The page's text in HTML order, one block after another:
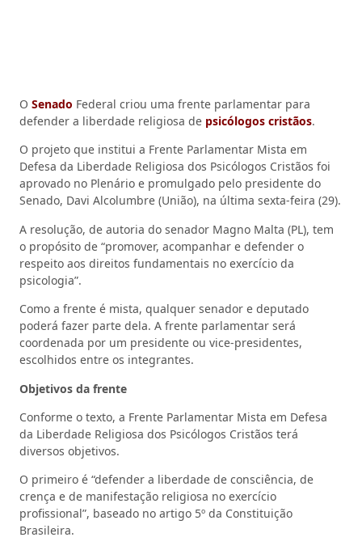
O Senado Federal criou uma frente parlamentar para
defender a liberdade religiosa de psicólogos cristãos.
O projeto que institui a Frente Parlamentar Mista em
Defesa da Liberdade Religiosa dos Psicólogos Cristãos foi
aprovado no Plenário e promulgado pelo presidente do
Senado, Davi Alcolumbre (União), na última sexta-feira (29).
A resolução, de autoria do senador Magno Malta (PL), tem
o propósito de “promover, acompanhar e defender o
respeito aos direitos fundamentais no exercício da
psicologia”.
Como a frente é mista, qualquer senador e deputado
poderá fazer parte dela. A frente parlamentar será
coordenada por um presidente ou vice-presidentes,
escolhidos entre os integrantes.
Objetivos da frente
Conforme o texto, a Frente Parlamentar Mista em Defesa
da Liberdade Religiosa dos Psicólogos Cristãos terá
diversos objetivos.
O primeiro é “defender a liberdade de consciência, de
crença e de manifestação religiosa no exercício
profissional”, baseado no artigo 5º da Constituição
Brasileira.